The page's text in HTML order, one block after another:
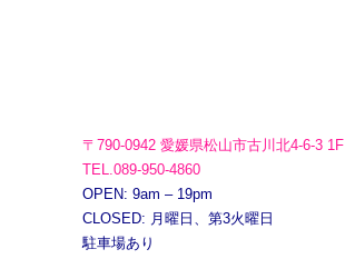
〒790-0942 愛媛県松山市古川北4-6-3 1F
TEL.089-950-4860
OPEN: 9am – 19pm
CLOSED: 月曜日、第3火曜日
駐車場あり